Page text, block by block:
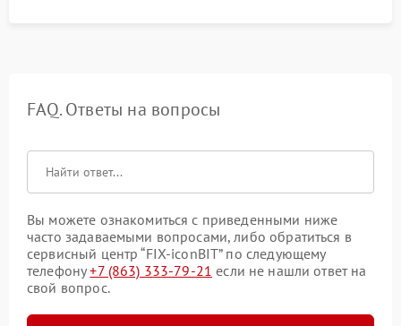
FAQ. Ответы на вопросы
Вы можете ознакомиться с приведенными ниже
часто задаваемыми вопросами, либо обратиться в
сервисный центр “FIX-iconBIT” по следующему
телефону+7 (863) 333-79-21 если не нашли ответ на
свой вопрос.